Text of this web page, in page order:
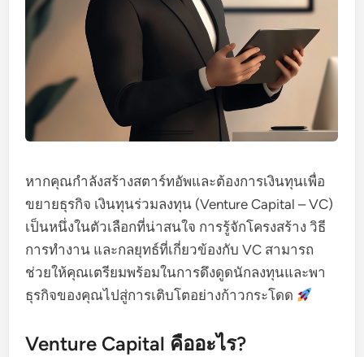
หากคุณกำลังสร้างสตาร์ทอัพและต้องการเงินทุนเพื่อ
ขยายธุรกิจ เงินทุนร่วมลงทุน (Venture Capital – VC)
เป็นหนึ่งในตัวเลือกที่น่าสนใจ การรู้จักโครงสร้าง วิธี
การทำงาน และกลยุทธ์ที่เกี่ยวข้องกับ VC สามารถ
ช่วยให้คุณเตรียมพร้อมในการดึงดูดนักลงทุนและพา
ธุรกิจของคุณไปสู่การเติบโตอย่างก้าวกระโดด
Venture Capital คืออะไร?